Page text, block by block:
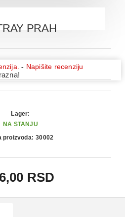
PRAH
- Napišite recenziju
RSD
Lager:
NA STANJU
proizvoda: 30002